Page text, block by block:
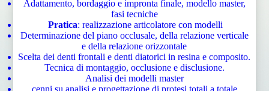
Adattamento, bordaggio e impronta finale, modello master,
fasi tecniche
Pratica: realizzazione articolatore con modelli
Determinazione del piano occlusale, della relazione verticale
e della relazione orizzontale
Scelta dei denti frontali e denti diatorici in resina e composito.
Tecnica di montaggio, occlusione e disclusione.
Analisi dei modelli master
cenni su analisi e progettazione di protesi totali a totale